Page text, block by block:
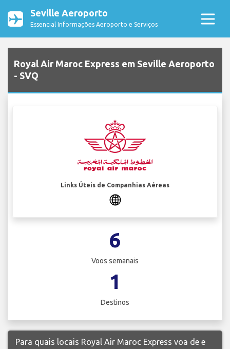
Seville Aeroporto
Essencial Informações Aeroporto e Serviços
Royal Air Maroc Express em Seville Aeroporto
- SVQ
Links Úteis de Companhias Aéreas
6
Voos semanais
1
Destinos
Para quais locais Royal Air Maroc Express voa de e